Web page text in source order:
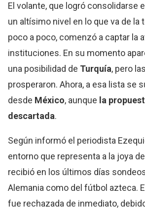
El volante, que logró consolidarse
un altísimo nivel en lo que va de la
poco a poco, comenzó a captar la
instituciones. En su momento
una posibilidad de Turquía, pero
prosperaron. Ahora, a esa lista se
desde México, aunque la
descartada.
Según informó el periodista
entorno que representa a la joya
recibió en los últimos días
Alemania como del fútbol azteca.
fue rechazada de inmediato,